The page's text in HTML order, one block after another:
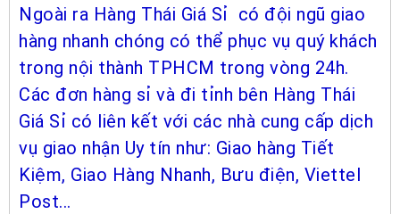
Ngoài ra Hàng Thái Giá Sỉ có đội ngũ giao
hàng nhanh chóng có thể phục vụ quý khách
trong nội thành TPHCM trong vòng 24h.
Các đơn hàng sỉ và đi tỉnh bên Hàng Thái
Giá Sỉ có liên kết với các nhà cung cấp dịch
vụ giao nhận Uy tín như: Giao hàng Tiết
Kiệm, Giao Hàng Nhanh, Bưu điện, Viettel
Post...